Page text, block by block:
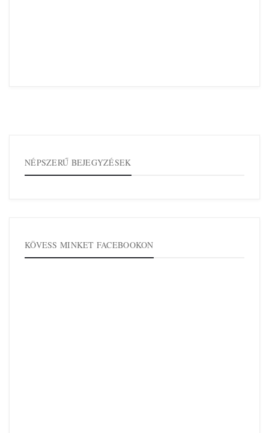
NÉPSZERŰ BEJEGYZÉSEK
KÖVESS MINKET FACEBOOKON